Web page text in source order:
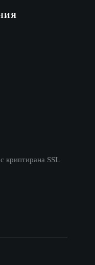
криптирана SSL